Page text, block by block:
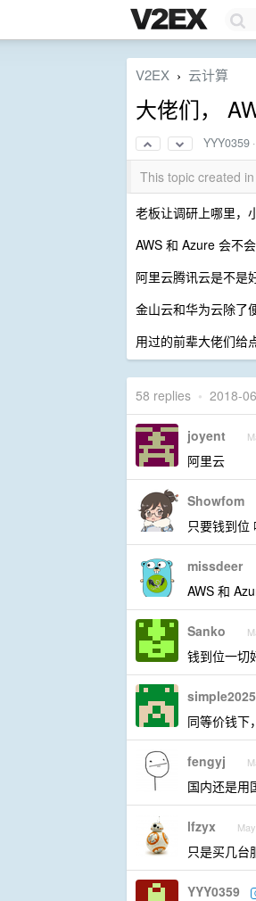
V2EX › 云计算
大佬们，
YYY0359 ·
This topic created
老板让调研上哪里，
AWS 和 Azure 会不会
阿里云腾讯云是不是
金山云和华为云除了
用过的前辈大佬们给
58 replies • 2018-
joyent
阿里云
Showfom
只要钱到位
missdeer
AWS 和
Sanko
钱到位一切
simple2025
同等价钱下
fengyj
国内还是用
lfzyx
只是买几台
YYY0359